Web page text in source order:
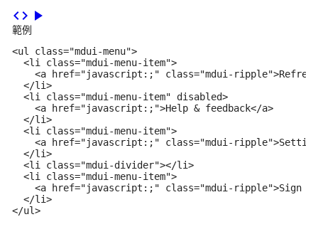
code play_arrow
範例
<ul class="mdui-menu">
  <li class="mdui-menu-item">
<a href="javascript:;" class="mdui-
  </li>
  <li class="mdui-menu-item" disabled>
    <a href="javascript:;">Help & feedback</a>
  </li>
  <li class="mdui-menu-item">
<a href="javascript:;" class="mdui-
  </li>
  <li class="mdui-divider"></li>
  <li class="mdui-menu-item">
<a href="javascript:;" class="mdui-ripple">Sign
  </li>
</ul>